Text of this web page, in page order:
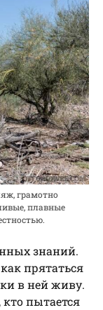
грамотно
плавные
знаний.
прятаться
в ней живу.
пытается